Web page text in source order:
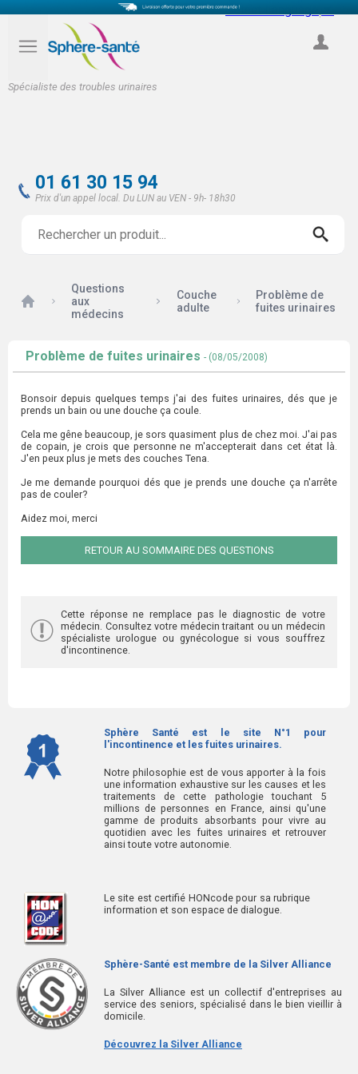
Spécialiste des troubles urinaires
Select Language
01 61 30 15 94
Prix d'un appel local. Du LUN au VEN - 9h- 18h30
Accueil
Questions
aux
médecins
Couche
adulte
Problème de
fuites urinaires
Problème de fuites urinaires - (08/05/2008)
Bonsoir depuis quelques temps j'ai des fuites urinaires, dés que je
prends un bain ou une douche ça coule.
Cela me gêne beaucoup, je sors quasiment plus de chez moi. J'ai pas
de copain, je crois que personne ne m'accepterait dans cet état là.
J'en peux plus je mets des couches Tena.
Je me demande pourquoi dés que je prends une douche ça n'arrête
pas de couler?
Aidez moi, merci
RETOUR AU SOMMAIRE DES QUESTIONS
Cette réponse ne remplace pas le diagnostic de votre
médecin. Consultez votre médecin traitant ou un médecin
spécialiste urologue ou gynécologue si vous souffrez
d'incontinence.
Sphère Santé est le site N°1 pour
l'incontinence et les fuites urinaires.
Notre philosophie est de vous apporter à la fois
une information exhaustive sur les causes et les
traitements de cette pathologie touchant 5
millions de personnes en France, ainsi qu'une
gamme de produits absorbants pour vivre au
quotidien avec les fuites urinaires et retrouver
ainsi toute votre autonomie.
Le site est certifié HONcode pour sa rubrique
information et son espace de dialogue.
Sphère-Santé est membre de la Silver Alliance
La Silver Alliance est un collectif d'entreprises au
service des seniors, spécialisé dans le bien vieillir à
domicile.
Découvrez la Silver Alliance